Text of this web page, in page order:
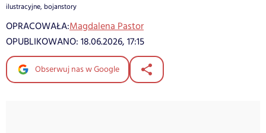
ilustracyjne, bojanstory
OPRACOWAŁA:Magdalena Pastor
OPUBLIKOWANO: 18.06.2026, 17:15
Obserwuj nas w Google